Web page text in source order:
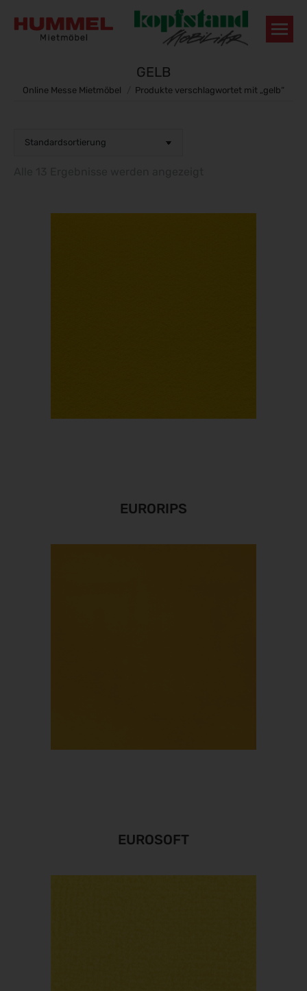
GELB
Sie befinden sich hier:
Online Messe Mietmöbel Produkte verschlagwortet mit „gelb“
EURORIPS
EUROSOFT